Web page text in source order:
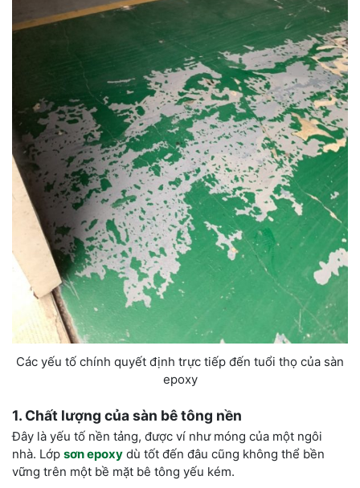
Các yếu tố chính quyết định trực tiếp đến tuổi thọ của sàn
epoxy
1. Chất lượng của sàn bê tông nền
Đây là yếu tố nền tảng, được ví như móng của một ngôi
nhà. Lớp sơn epoxy dù tốt đến đâu cũng không thể bền
vững trên một bề mặt bê tông yếu kém.